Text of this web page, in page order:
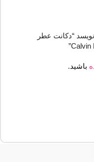
“دکانت عطر
باشید.